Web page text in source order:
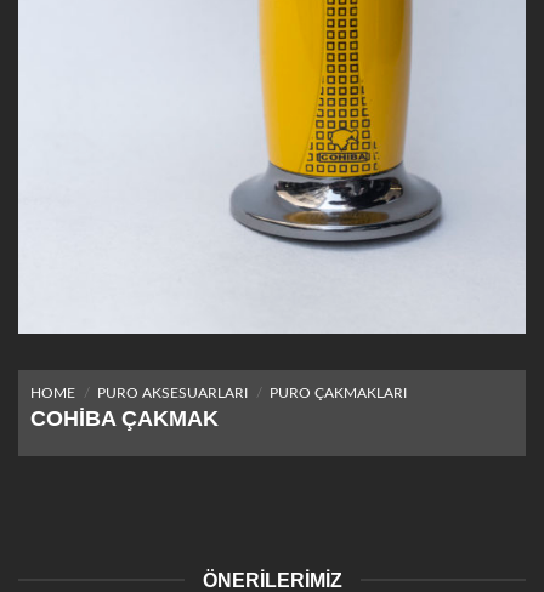
HOME / PURO AKSESUARLARI / PURO ÇAKMAKLARI
COHIBA ÇAKMAK
ÖNERİLERİMİZ